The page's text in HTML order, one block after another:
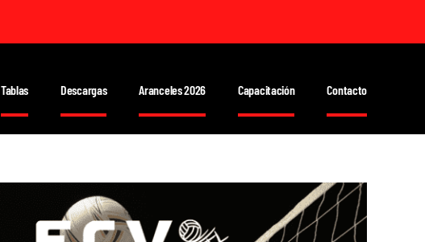
Tablas Descargas Aranceles 2026 Capacitación Contacto